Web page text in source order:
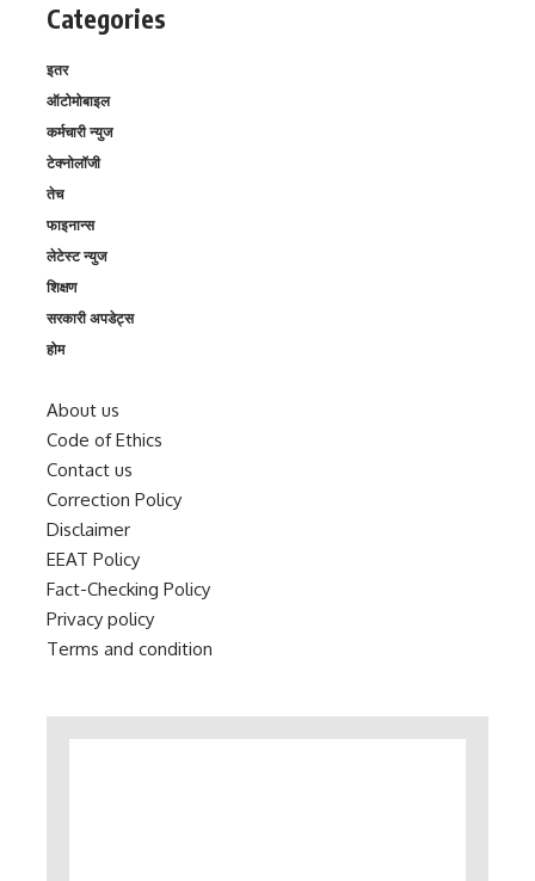
Categories
इतर
ऑटोमोबाइल
कर्मचारी न्युज
टेक्नोलॉजी
तेच
फाइनान्स
लेटेस्ट न्युज
शिक्षण
सरकारी अपडेट्स
होम
About us
Code of Ethics
Contact us
Correction Policy
Disclaimer
EEAT Policy
Fact-Checking Policy
Privacy policy
Terms and condition